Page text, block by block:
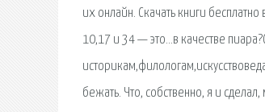
их онлайн. Скачать книги
10,17 и 34 — это…в качестве
бежать. Что, собственно, я и